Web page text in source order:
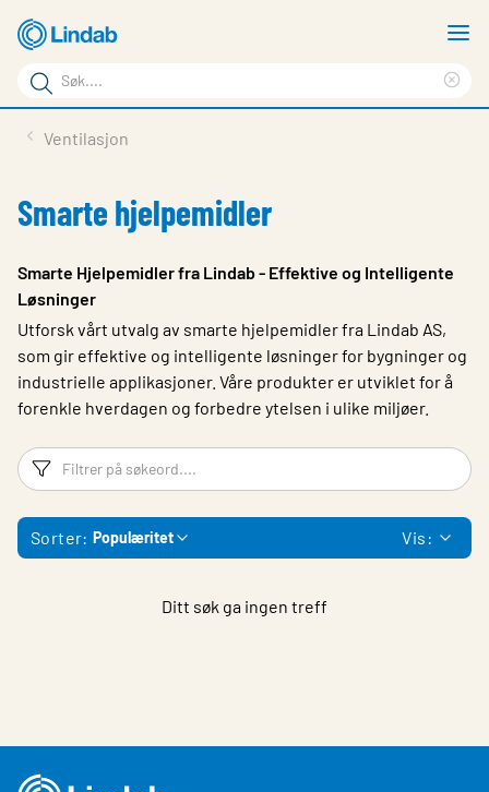
hovedinnhold
Søkeord
Søk
på
Last ned
Bærekraft
Kontakt oss
Logg inn
Choose languge
Norway
Ventilasjon
Smarte hjelpemidler
Smarte Hjelpemidler fra Lindab - Effektive og Intelligente
Løsninger
Utforsk vårt utvalg av smarte hjelpemidler fra Lindab AS,
som gir effektive og intelligente løsninger for bygninger og
industrielle applikasjoner. Våre produkter er utviklet for å
forenkle hverdagen og forbedre ytelsen i ulike miljøer.
Filtreringsord
Sorter: Populæritet Vis:
Ditt søk ga ingen treff